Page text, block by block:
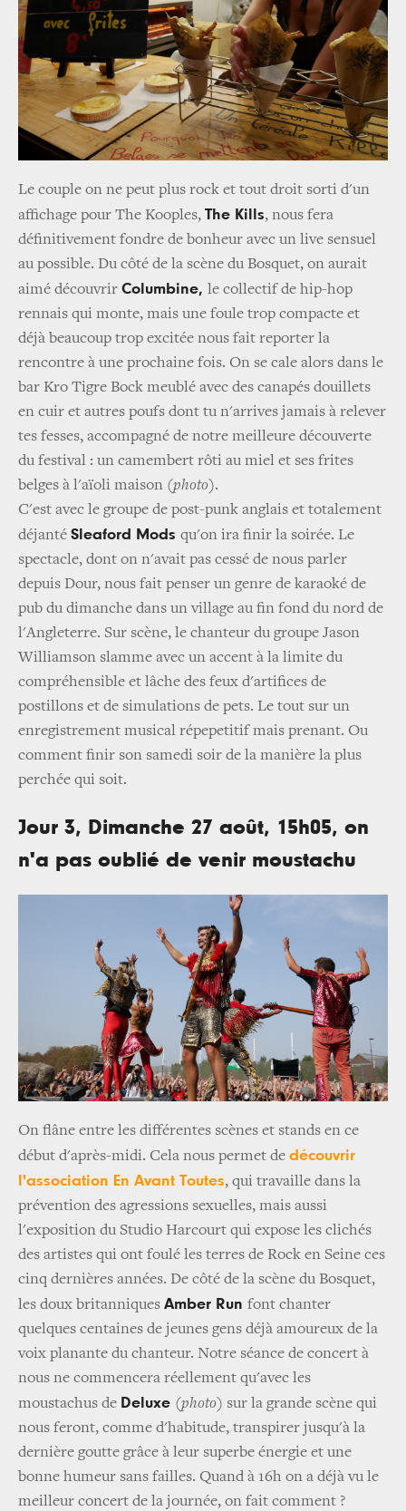
Le couple on ne peut plus rock et tout droit sorti d'un
affichage pour The Kooples, The Kills, nous fera
définitivement fondre de bonheur avec un live sensuel
au possible. Du côté de la scène du Bosquet, on aurait
aimé découvrir Columbine, le collectif de hip-hop
rennais qui monte, mais une foule trop compacte et
déjà beaucoup trop excitée nous fait reporter la
rencontre à une prochaine fois. On se cale alors dans le
bar Kro Tigre Bock meublé avec des canapés douillets
en cuir et autres poufs dont tu n'arrives jamais à relever
tes fesses, accompagné de notre meilleure découverte
du festival : un camembert rôti au miel et ses frites
belges à l'aïoli maison (photo).
C'est avec le groupe de post-punk anglais et totalement
déjanté Sleaford Mods qu'on ira finir la soirée. Le
spectacle, dont on n'avait pas cessé de nous parler
depuis Dour, nous fait penser un genre de karaoké de
pub du dimanche dans un village au fin fond du nord de
l'Angleterre. Sur scène, le chanteur du groupe Jason
Williamson slamme avec un accent à la limite du
compréhensible et lâche des feux d'artifices de
postillons et de simulations de pets. Le tout sur un
enregistrement musical répepetitif mais prenant. Ou
comment finir son samedi soir de la manière la plus
perchée qui soit.
Jour 3, Dimanche 27 août, 15h05, on
n'a pas oublié de venir moustachu
On flâne entre les différentes scènes et stands en ce
début d'après-midi. Cela nous permet de découvrir
l'association En Avant Toutes, qui travaille dans la
prévention des agressions sexuelles, mais aussi
l'exposition du Studio Harcourt qui expose les clichés
des artistes qui ont foulé les terres de Rock en Seine ces
cinq dernières années. De côté de la scène du Bosquet,
les doux britanniques Amber Run font chanter
quelques centaines de jeunes gens déjà amoureux de la
voix planante du chanteur. Notre séance de concert à
nous ne commencera réellement qu'avec les
moustachus de Deluxe (photo) sur la grande scène qui
nous feront, comme d'habitude, transpirer jusqu'à la
dernière goutte grâce à leur superbe énergie et une
bonne humeur sans failles. Quand à 16h on a déjà vu le
meilleur concert de la journée, on fait comment ?